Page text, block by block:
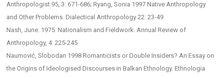
Anthropologist 95, 3: 671-686; Ryang, Sonia 1997 Native Anthropology
and Other Problems. Dialectical Anthropology 22: 23-49
Nash, June. 1975. Nationalism and Fieldwork. Annual Review of
Anthropology, 4: 225-245
Naumović, Slobodan 1998 Romanticists or Double Insiders? An Essay on
the Origins of Ideologised Discourses in Balkan Ethnology. Ethnologia